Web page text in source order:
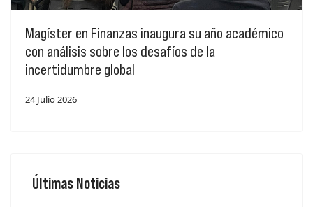
Magíster en Finanzas inaugura su año académico
con análisis sobre los desafíos de la
incertidumbre global
24 Julio 2026
Últimas Noticias